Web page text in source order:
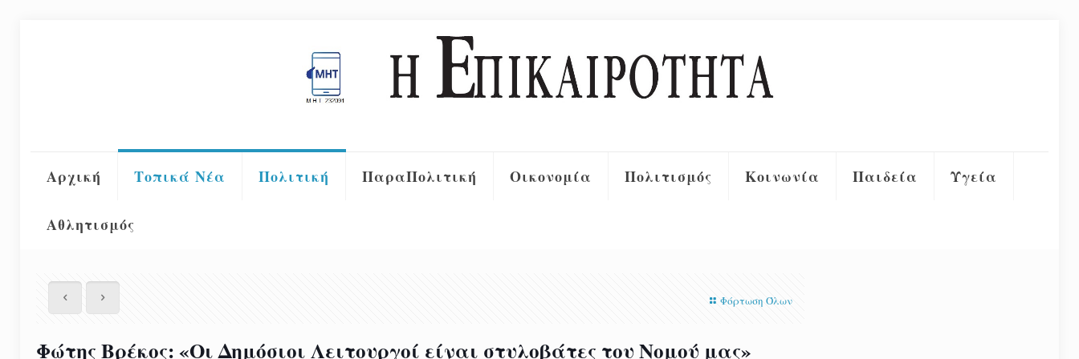
Αρχική Τοπικά Νέα Πολιτική ΠαραΠολιτική Οικονομία Πολιτισμός Κοινωνία Παιδεία Υγεία
Αθλητισμός
Φόρτωση Όλων
Φώτης Βρέκος: «Οι Δημόσιοι Λειτουργοί είναι στυλοβάτες του Νομού μας»